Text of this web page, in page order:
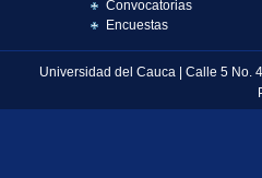
Convocatorias
Encuestas
Universidad del Cauca | Calle 5 No.